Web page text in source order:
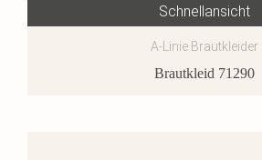
Schnellansicht
A-Linie Brautkleider
Brautkleid 71290